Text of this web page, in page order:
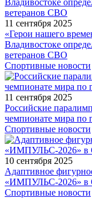
11 сентября 2025
«Герои нашего
Владивостоке
ветеранов СВО
Спортивные новости
11 сентября 2025
Российские
чемпионате мира по
Спортивные новости
10 сентября 2025
Адаптивное
«ИМПУЛЬС-2026» в
Спортивные новости